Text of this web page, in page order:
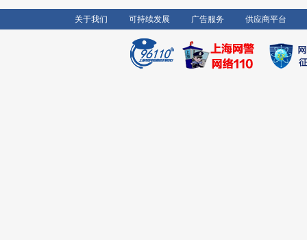
关于我们 可持续发展 广告服务 供应商平台